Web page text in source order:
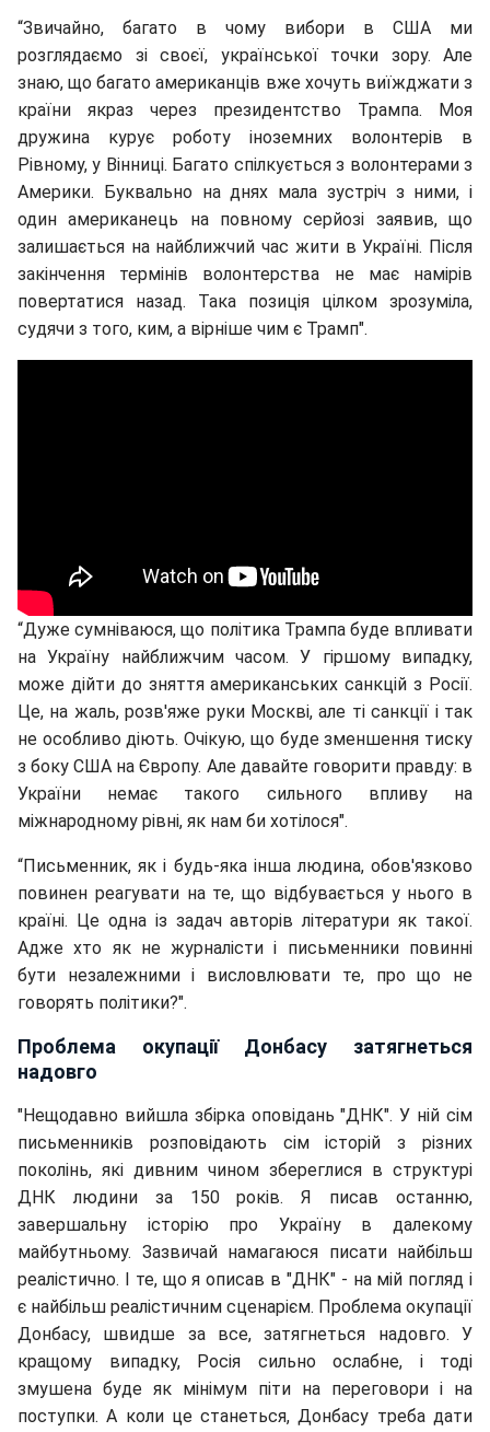
“Звичайно, багато в чому вибори в США ми
розглядаємо зі своєї, української точки зору. Але
знаю, що багато американців вже хочуть виїжджати з
країни якраз через президентство Трампа. Моя
дружина курує роботу іноземних волонтерів в
Рівному, у Вінниці. Багато спілкується з волонтерами з
Америки. Буквально на днях мала зустріч з ними, і
один американець на повному серйозі заявив, що
залишається на найближчий час жити в Україні. Після
закінчення термінів волонтерства не має намірів
повертатися назад. Така позиція цілком зрозуміла,
судячи з того, ким, а вірніше чим є Трамп".
“Дуже сумніваюся, що політика Трампа буде впливати
на Україну найближчим часом. У гіршому випадку,
може дійти до зняття американських санкцій з Росії.
Це, на жаль, розв'яже руки Москві, але ті санкції і так
не особливо діють. Очікую, що буде зменшення тиску
з боку США на Європу. Але давайте говорити правду: в
України немає такого сильного впливу на
міжнародному рівні, як нам би хотілося".
“Письменник, як і будь-яка інша людина, обов'язково
повинен реагувати на те, що відбувається у нього в
країні. Це одна із задач авторів літератури як такої.
Адже хто як не журналісти і письменники повинні
бути незалежними і висловлювати те, про що не
говорять політики?".
Проблема окупації Донбасу затягнеться
надовго
"Нещодавно вийшла збірка оповідань "ДНК". У ній сім
письменників розповідають сім історій з різних
поколінь, які дивним чином збереглися в структурі
ДНК людини за 150 років. Я писав останню,
завершальну історію про Україну в далекому
майбутньому. Зазвичай намагаюся писати найбільш
реалістично. І те, що я описав в "ДНК" - на мій погляд і
є найбільш реалістичним сценарієм. Проблема окупації
Донбасу, швидше за все, затягнеться надовго. У
кращому випадку, Росія сильно ослабне, і тоді
змушена буде як мінімум піти на переговори і на
поступки. А коли це станеться, Донбасу треба дати